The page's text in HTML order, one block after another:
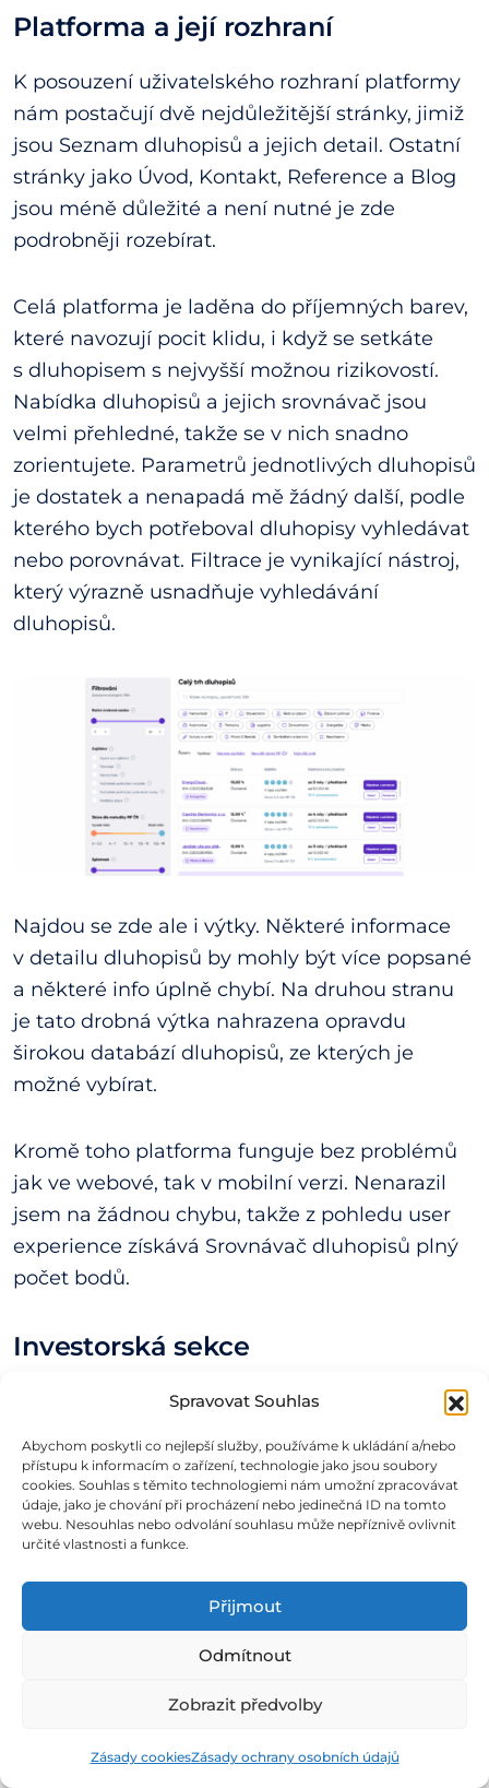
Spravovat Souhlas
Abychom poskytli co nejlepší služby, používáme k ukládání a/nebo
přístupu k informacím o zařízení, technologie jako jsou soubory
cookies. Souhlas s těmito technologiemi nám umožní zpracovávat
údaje, jako je chování při procházení nebo jedinečná ID na tomto
webu. Nesouhlas nebo odvolání souhlasu může nepříznivě ovlivnit
určité vlastnosti a funkce.
Přijmout
Odmítnout
Zobrazit předvolby
Zásady cookiesZásady ochrany osobních údajů
Platforma a její rozhraní
K posouzení uživatelského rozhraní platformy
nám postačují dvě nejdůležitější stránky, jimiž
jsou Seznam dluhopisů a jejich detail. Ostatní
stránky jako Úvod, Kontakt, Reference a Blog
jsou méně důležité a není nutné je zde
podrobněji rozebírat.
Celá platforma je laděna do příjemných barev,
které navozují pocit klidu, i když se setkáte
s dluhopisem s nejvyšší možnou rizikovostí.
Nabídka dluhopisů a jejich srovnávač jsou
velmi přehledné, takže se v nich snadno
zorientujete. Parametrů jednotlivých dluhopisů
je dostatek a nenapadá mě žádný další, podle
kterého bych potřeboval dluhopisy vyhledávat
nebo porovnávat. Filtrace je vynikající nástroj,
který výrazně usnadňuje vyhledávání
dluhopisů.
Najdou se zde ale i výtky. Některé informace
v detailu dluhopisů by mohly být více popsané
a některé info úplně chybí. Na druhou stranu
je tato drobná výtka nahrazena opravdu
širokou databází dluhopisů, ze kterých je
možné vybírat.
Kromě toho platforma funguje bez problémů
jak ve webové, tak v mobilní verzi. Nenarazil
jsem na žádnou chybu, takže z pohledu user
experience získává Srovnávač dluhopisů plný
počet bodů.
Investorská sekce
Investorská sekce na Srovnávač dluhopisů
dluhopisů, včetně detailních informací
o jednotlivých investicích a emitentech.
Jednou z hlavních výhod je možnost sledovat
uživatelé jsou o těchto změnách informováni
jak v aplikaci, tak e-mailem. Dále poskytuje
přehled výnosů v čase, což zahrnuje minulé
jistin, což investorům usnadňuje plánování.